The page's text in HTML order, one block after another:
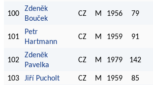
100
Zdeněk
Bouček
CZ M 1956 79
101
Petr
Hartmann
CZ M 1959 91
102
Zdeněk
Pavelka
CZ M 1979 142
103 Jiří Pucholt CZ M 1959 85